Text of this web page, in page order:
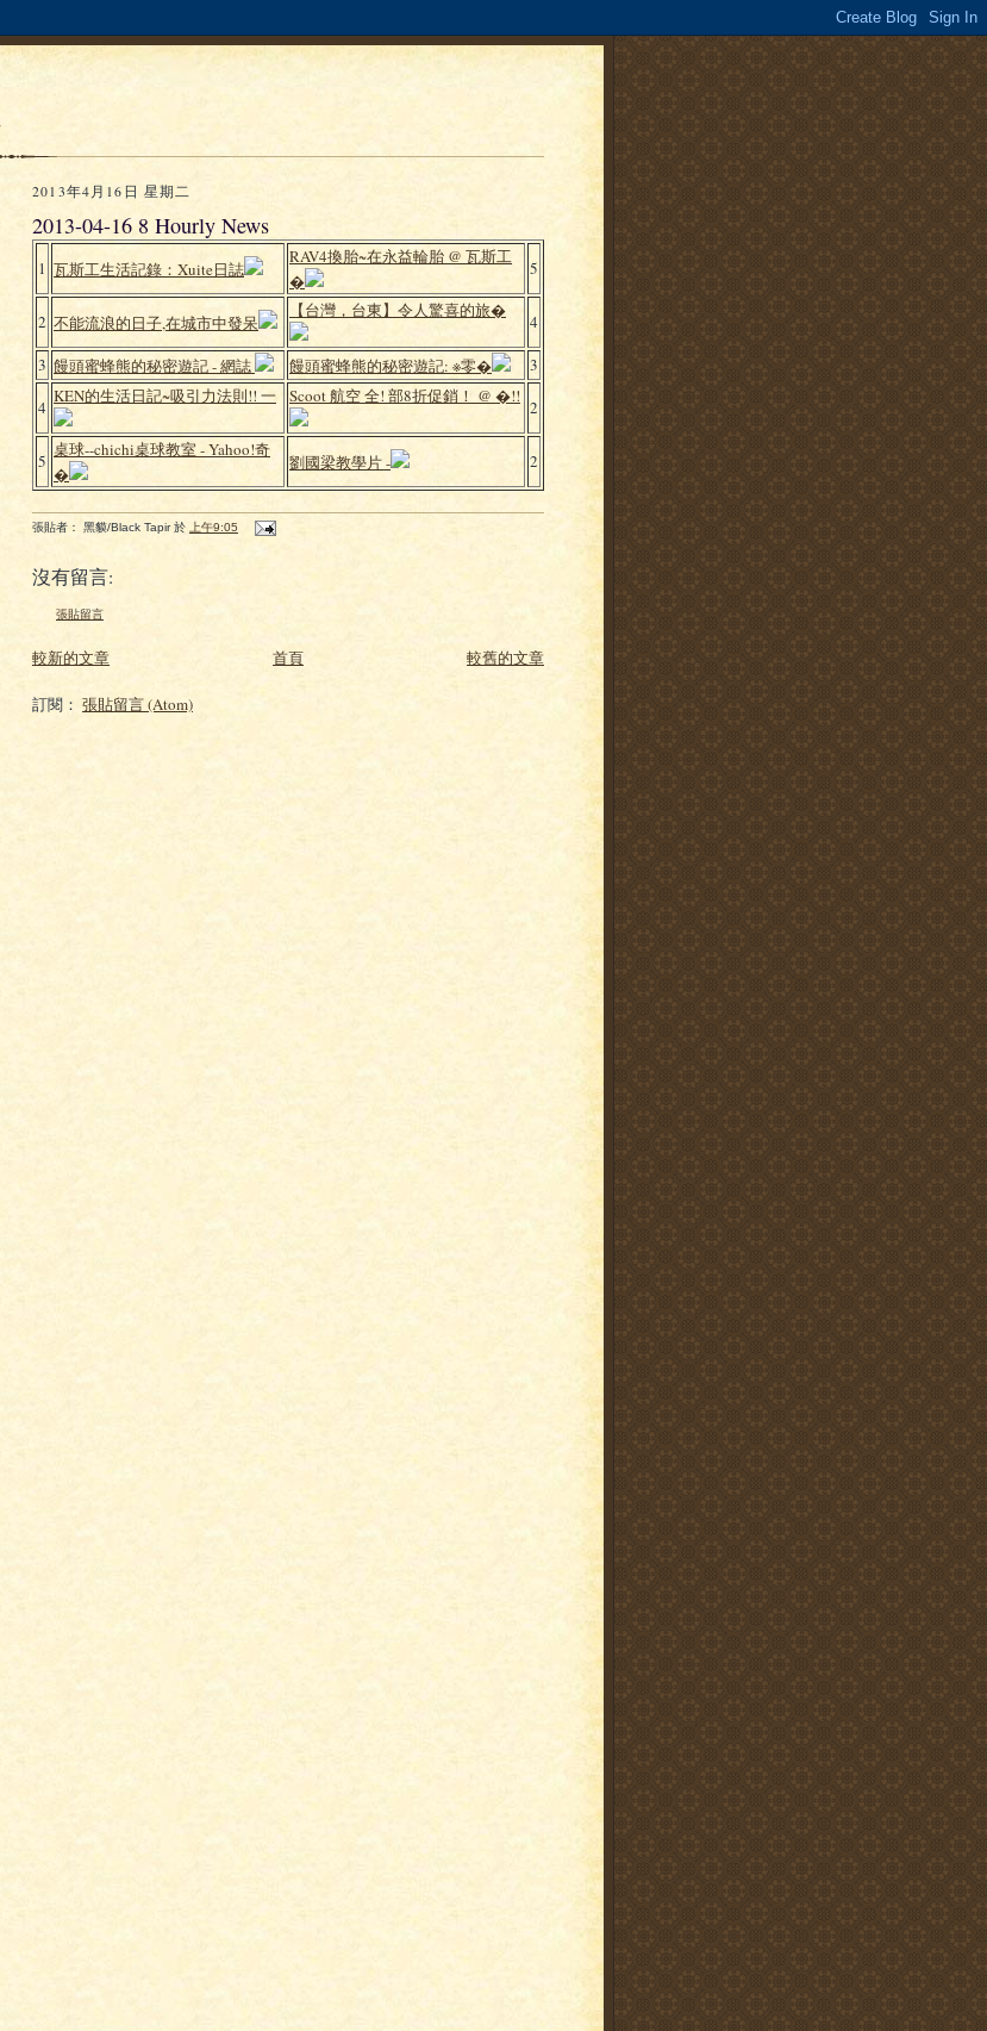
2013年4月16日 星期二
2013-04-16 8 Hourly News
1 瓦斯工生活記錄：Xuite日誌
RAV4換胎~在永益輪胎 @ 瓦斯工
�
5
2 不能流浪的日子,在城市中發呆
【台灣，台東】令人驚喜的旅�
4
3 饅頭蜜蜂熊的秘密遊記 - 網誌 饅頭蜜蜂熊的秘密遊記: ※零�
3
4
KEN的生活日記~吸引力法則!! 一 Scoot 航空 全! 部8折促銷！ @ �!!
2
5
桌球--chichi桌球教室 - Yahoo!奇
�
劉國梁教學片 - 2
張貼者： 黑貘/Black Tapir 於 上午9:05
沒有留言:
張貼留言
較新的文章 較舊的文章
首頁
訂閱： 張貼留言 (Atom)